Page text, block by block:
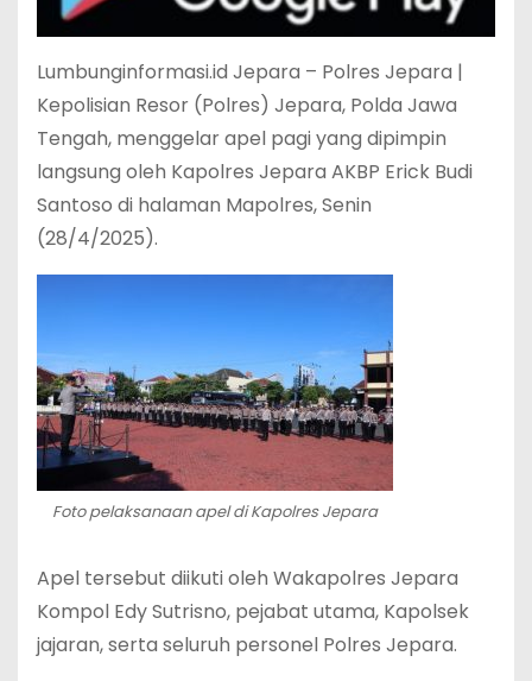
Lumbunginformasi.id Jepara – Polres Jepara |
Kepolisian Resor (Polres) Jepara, Polda Jawa
Tengah, menggelar apel pagi yang dipimpin
langsung oleh Kapolres Jepara AKBP Erick Budi
Santoso di halaman Mapolres, Senin
(28/4/2025).
Foto pelaksanaan apel di Kapolres Jepara
Apel tersebut diikuti oleh Wakapolres Jepara
Kompol Edy Sutrisno, pejabat utama, Kapolsek
jajaran, serta seluruh personel Polres Jepara.